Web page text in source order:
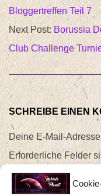
05
Bloggertreffen Teil 7
Next Post: Borussia
Club Challenge
SCHREIBE EINEN
Deine E-Mail-
Erforderliche Felder
Kommentar